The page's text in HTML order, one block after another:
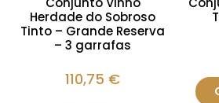
Herdade do Sobroso
Tinto – Grande Reserva
– 3 garrafas
110,75 €